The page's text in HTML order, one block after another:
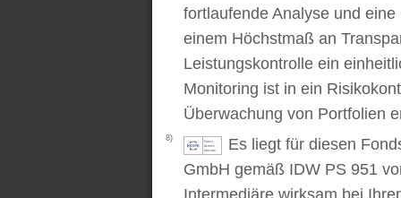
fortlaufende Analyse und
einem Höchstmaß an
Leistungskontrolle ein
Monitoring ist in ein
Überwachung von Portfolien
8)
Es liegt für diesen
GmbH gemäß IDW PS 951
Intermediäre wirksam bei